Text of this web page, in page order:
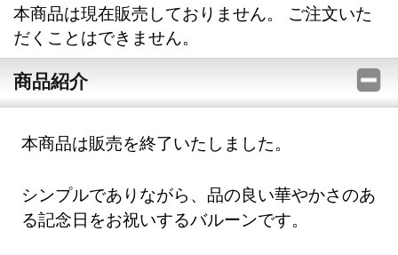
本商品は現在販売しておりません。 ご注文いた
だくことはできません。
商品紹介
本商品は販売を終了いたしました。
シンプルでありながら、品の良い華やかさのあ
る記念日をお祝いするバルーンです。